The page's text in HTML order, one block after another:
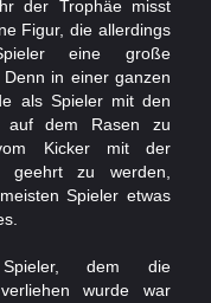
der Trophäe misst
Figur, die allerdings
eine große
in einer ganzen
als Spieler mit den
auf dem Rasen zu
Kicker mit der
geehrt zu werden,
Spieler etwas
dem die
wurde war